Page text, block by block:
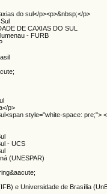
do sul</p><p>&nbsp;</p>
DE CAXIAS DO SUL
- FURB
p>
style="white-space: pre;">
- UCS
(UNESPAR)
e Universidade de Brasília